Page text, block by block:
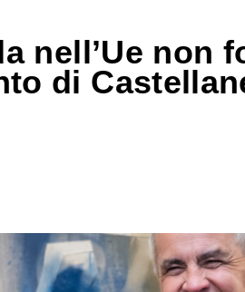
nell’Ue non
di